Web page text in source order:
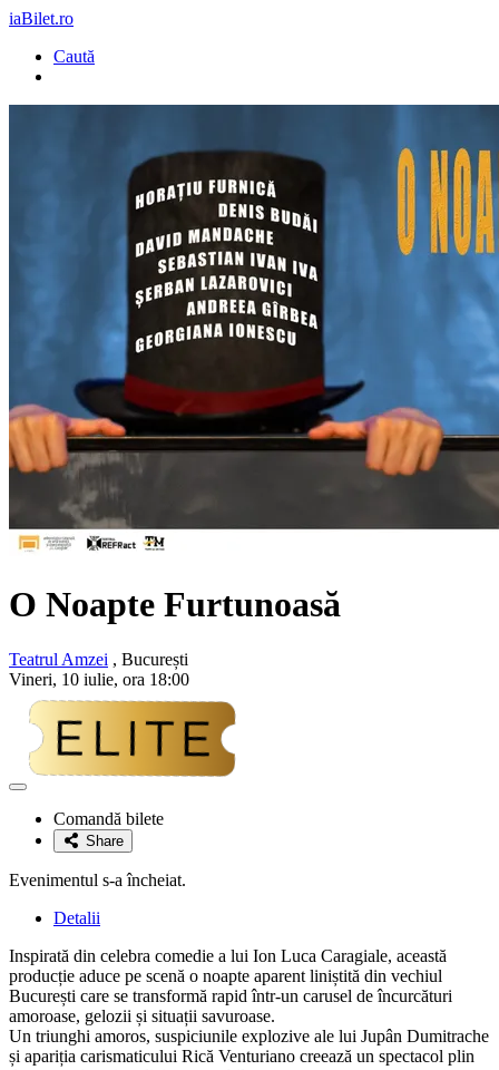
iaBilet.ro
Caută
O Noapte Furtunoasă
Teatrul Amzei , București
Vineri, 10 iulie, ora 18:00
Adaugă
favoriteComandă bilete
Share
Evenimentul s-a încheiat.
Detalii
Inspirată din celebra comedie a lui Ion Luca Caragiale, această
producție aduce pe scenă o noapte aparent liniștită din vechiul
București care se transformă rapid într-un carusel de încurcături
amoroase, gelozii și situații savuroase.
Un triunghi amoros, suspiciunile explozive ale lui Jupân Dumitrache
și apariția carismaticului Rică Venturiano creează un spectacol plin